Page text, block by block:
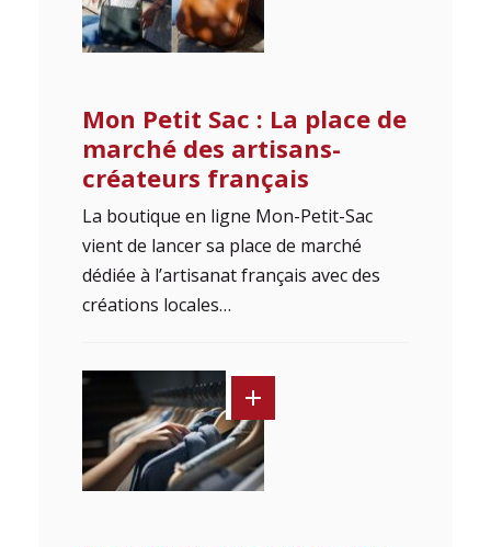
Mon Petit Sac : La place de
marché des artisans-
créateurs français
La boutique en ligne Mon-Petit-Sac
vient de lancer sa place de marché
dédiée à l’artisanat français avec des
créations locales…